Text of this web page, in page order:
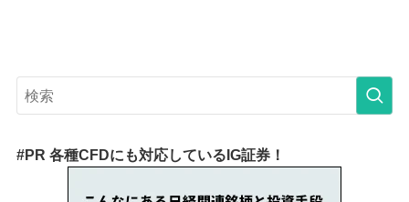
#PR 各種CFDにも対応しているIG証券！